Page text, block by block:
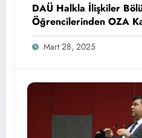
DAÜ Halkla İlişkiler
Öğrencilerinden OZA
Sponsorluğunda
Mart 28, 2025